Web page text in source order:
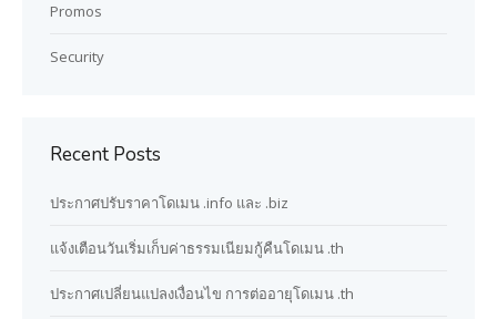
Promos
Security
Recent Posts
ประกาศปรับราคาโดเมน .info และ .biz
แจ้งเตือนวันเริ่มเก็บค่าธรรมเนียมกู้คืนโดเมน .th
ประกาศเปลี่ยนแปลงเงื่อนไข การต่ออายุโดเมน .th